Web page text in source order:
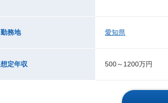
勤務地 愛知県
想定年収 500～1200万円